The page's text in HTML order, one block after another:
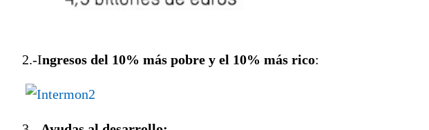
2.-Ingresos del 10% más pobre y el 10% más rico: